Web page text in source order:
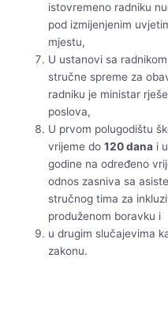
istovremeno radniku
pod izmijenjenim
mjestu,
U ustanovi sa
stručne spreme za
radniku je ministar
poslova,
U prvom polugodištu
vrijeme do120 dana i
godine na određeno
odnos zasniva sa
stručnog tima za
produženom boravku i
u drugim slučajevima
zakonu.